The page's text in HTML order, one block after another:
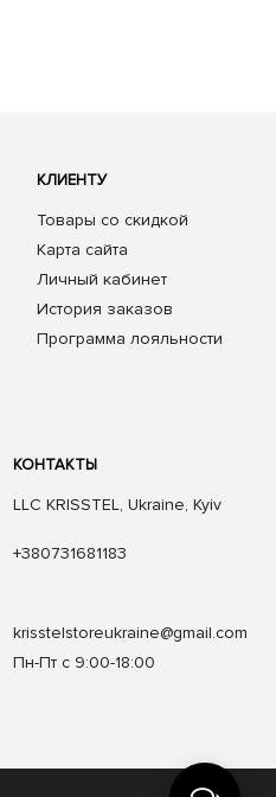
КЛИЕНТУ
Товары со скидкой
Карта сайта
Личный кабинет
История заказов
Программа лояльности
КОНТАКТЫ
LLC KRISSTEL, Ukraine, Kyiv
+380731681183
krisstelstoreukraine@gmail.com
Пн-Пт с 9:00-18:00